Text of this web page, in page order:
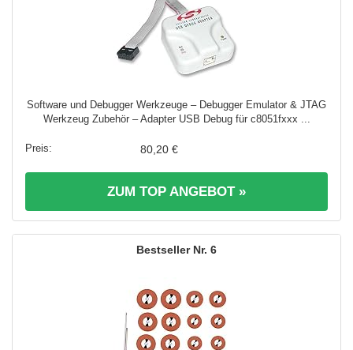
Software und Debugger Werkzeuge – Debugger Emulator & JTAG
Werkzeug Zubehör – Adapter USB Debug für c8051fxxx ...
80,20 €
ZUM TOP ANGEBOT »
6